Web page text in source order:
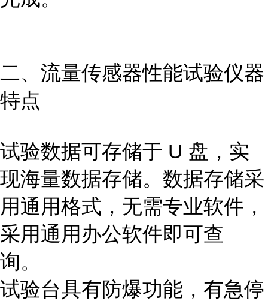
二、流量传感器性能试验仪器
特点
试验数据可存储于 U 盘，实
现海量数据存储。数据存储采
用通用格式，无需专业软件，
采用通用办公软件即可查
询。
试验台具有防爆功能，有急停